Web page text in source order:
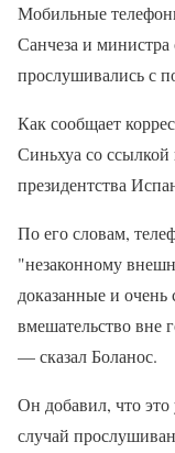
Мобильные
Санчеза и
прослушивались с
Как сообщает
Синьхуа со
президентства
По его словам,
"незаконному
доказанные и
вмешательство вне
— сказал Боланос.
Он добавил, что
случай